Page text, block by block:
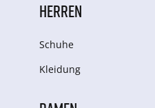
HERREN
Schuhe
Kleidung